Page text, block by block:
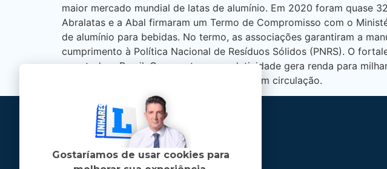
maior mercado mundial de latas de alumínio. Em 2020 foram quase
Abralatas e a Abal firmaram um Termo de Compromisso com o
de alumínio para bebidas. No termo, as associações garantiram a
cumprimento à Política Nacional de Resíduos Sólidos (PNRS). O
para todo o Brasil. O aumento na produtividade gera renda para
meio ambiente pela reutilização das latas em circulação.
Gostaríamos de usar cookies para